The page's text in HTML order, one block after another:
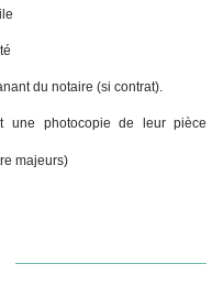
du notaire (si contrat).
une photocopie de leur pièce
majeurs)